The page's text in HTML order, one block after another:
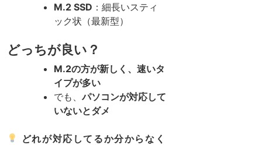
M.2 SSD ：細長いスティ
ック状（最新型）
どっちが良い？
M.2の方が新しく、速いタ
イプが多い
でも、パソコンが対応して
いないとダメ
どれが対応してるか分からなく